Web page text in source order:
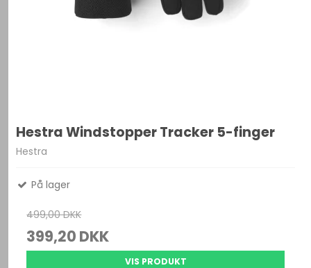
Hestra Windstopper Tracker 5-finger
Hestra
På lager
499,00 DKK
399,20 DKK
VIS PRODUKT